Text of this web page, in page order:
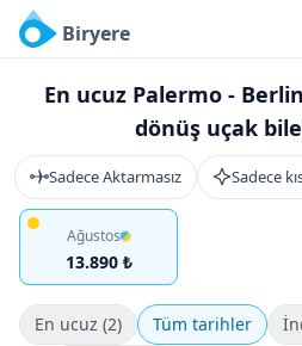
Biryere
En ucuz Palermo -
dönüş uçak
Sadece Aktarmasız Sadece
Ağustos
13.890 ₺
En ucuz (2) Tüm tarihler